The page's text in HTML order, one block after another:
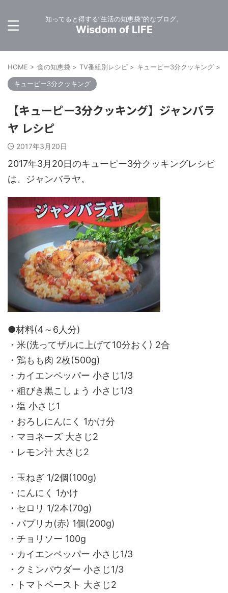
知ってると得する”生活の知恵袋”的なブログ。
Wisdom of LIFE
HOME > 食の知恵袋 > TV番組別レシピ > キューピー3分クッキング >
キューピー3分クッキング
【キューピー3分クッキング】ジャンバラ
ヤ レシピ
2017年3月20日
2017年3月20日のキューピー3分クッキングレシピ
は、ジャンバラヤ。
●材料(4～6人分)
・米(洗ってザルに上げて10分おく) 2合
・鶏もも肉 2枚(500g)
・カイエンペッパー 小さじ1/3
・粗びき黒こしょう 小さじ1/3
・塩 小さじ1
・おろしにんにく 1かけ分
・マヨネーズ 大さじ2
・レモン汁 大さじ2
・玉ねぎ 1/2個(100g)
・にんにく 1かけ
・セロリ 1/2本(70g)
・パプリカ(赤) 1個(200g)
・チョリソー 100g
・カイエンペッパー 小さじ1/3
・クミンパウダー 小さじ1/3
・トマトペースト 大さじ2